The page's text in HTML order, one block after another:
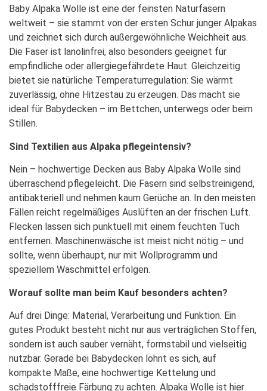
Baby Alpaka Wolle ist eine der feinsten Naturfasern
weltweit – sie stammt von der ersten Schur junger Alpakas
und zeichnet sich durch außergewöhnliche Weichheit aus.
Die Faser ist lanolinfrei, also besonders geeignet für
empfindliche oder allergiegefährdete Haut. Gleichzeitig
bietet sie natürliche Temperaturregulation: Sie wärmt
zuverlässig, ohne Hitzestau zu erzeugen. Das macht sie
ideal für Babydecken – im Bettchen, unterwegs oder beim
Stillen.
Sind Textilien aus Alpaka pflegeintensiv?
Nein – hochwertige Decken aus Baby Alpaka Wolle sind
überraschend pflegeleicht. Die Fasern sind selbstreinigend,
antibakteriell und nehmen kaum Gerüche an. In den meisten
Fällen reicht regelmäßiges Auslüften an der frischen Luft.
Flecken lassen sich punktuell mit einem feuchten Tuch
entfernen. Maschinenwäsche ist meist nicht nötig – und
sollte, wenn überhaupt, nur mit Wollprogramm und
speziellem Waschmittel erfolgen.
Worauf sollte man beim Kauf besonders achten?
Auf drei Dinge: Material, Verarbeitung und Funktion. Ein
gutes Produkt besteht nicht nur aus verträglichen Stoffen,
sondern ist auch sauber vernäht, formstabil und vielseitig
nutzbar. Gerade bei Babydecken lohnt es sich, auf
kompakte Maße, eine hochwertige Kettelung und
schadstofffreie Färbung zu achten. Alpaka Wolle ist hier